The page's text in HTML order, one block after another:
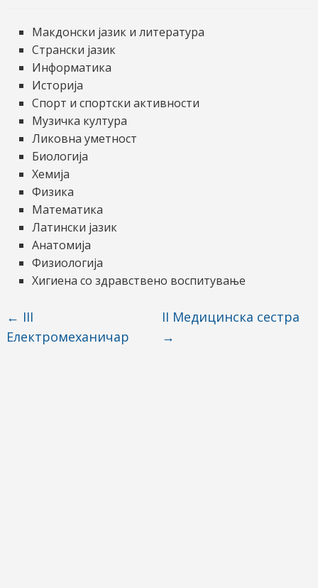
Макдонски јазик и литература
Странски јазик
Информатика
Историја
Спорт и спортски активности
Музичка култура
Ликовна уметност
Биологија
Хемија
Физика
Математика
Латински јазик
Анатомија
Физиологија
Хигиена со здравствено воспитување
← III
Електромеханичар
II Медицинска сестра
→